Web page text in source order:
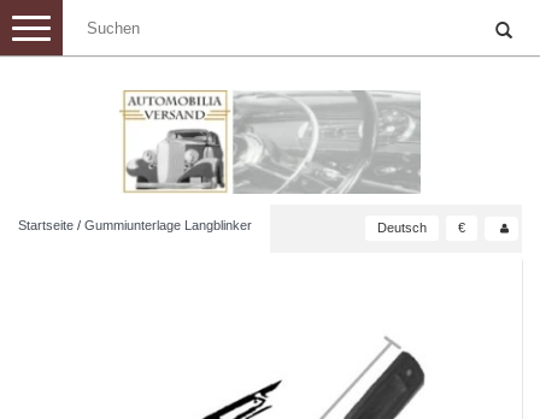
Toggle
navigation
Startseite / Gummiunterlage Langblinker Deutsch €